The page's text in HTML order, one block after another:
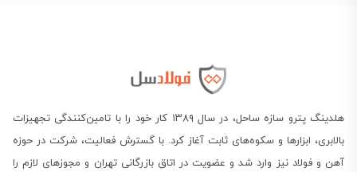
هلدینگ پترو سازه ساحل، در سال ۱۳۸۹ کار خود را با تامین‌کنندگی تجهیزات
بالابری، ابزارها و سکوه‌های ثابت آغاز کرد. با گسترش فعالیت، شرکت در حوزه
آهن و فولاد نیز وارد شد و عضویت در اتاق بازرگانی تهران و مجوزهای لازم را